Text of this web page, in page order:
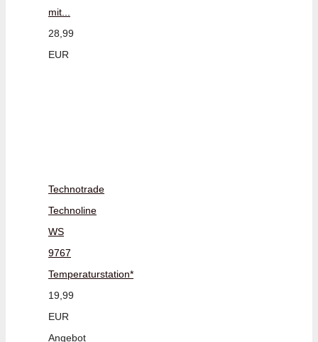
mit...
28,99
EUR
Technotrade
Technoline
WS
9767
Temperaturstation*
19,99
EUR
Angebot